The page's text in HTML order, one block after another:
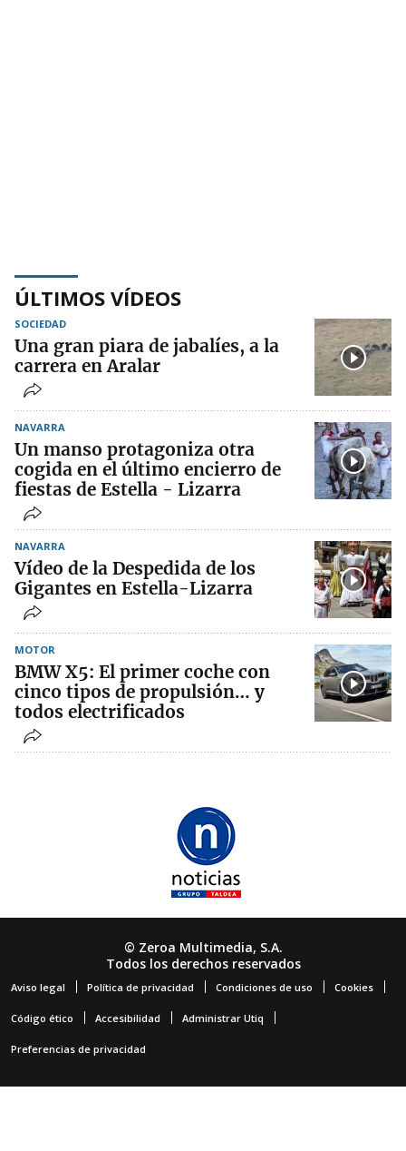
ÚLTIMOS VÍDEOS
SOCIEDAD
Una gran piara de jabalíes, a la
carrera en Aralar
NAVARRA
Un manso protagoniza otra
cogida en el último encierro de
fiestas de Estella - Lizarra
NAVARRA
Vídeo de la Despedida de los
Gigantes en Estella-Lizarra
MOTOR
BMW X5: El primer coche con
cinco tipos de propulsión… y
todos electrificados
© Zeroa Multimedia, S.A.
Todos los derechos reservados
Aviso legal Política de privacidad Condiciones de uso Cookies
Código ético Accesibilidad Administrar Utiq
Preferencias de privacidad